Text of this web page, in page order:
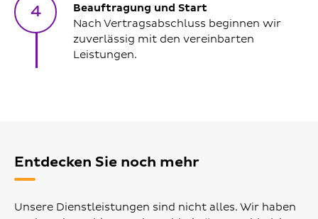
4
Beauftragung und Start
Nach Vertragsabschluss beginnen wir
zuverlässig mit den vereinbarten
Leistungen.
Entdecken Sie noch mehr
Unsere Dienstleistungen sind nicht alles. Wir haben